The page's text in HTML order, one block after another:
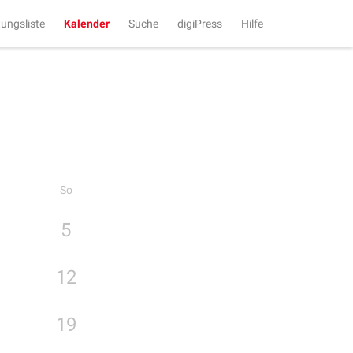
Kalender Suche digiPress Hilfe
So
5
12
19